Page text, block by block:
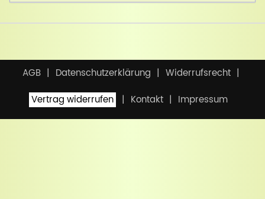
AGB Datenschutzerklärung
Widerrufsrecht
Vertrag widerrufen
Kontakt Impressum